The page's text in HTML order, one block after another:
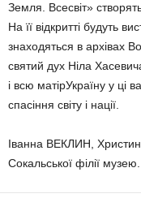
Земля. Всесвіт»
На її відкритті будуть
знаходяться в архівах
святий дух Ніла
і всю матірУкраїну у ці
спасіння світу і нації.
Іванна ВЕКЛИН,
Сокальської філії музею.